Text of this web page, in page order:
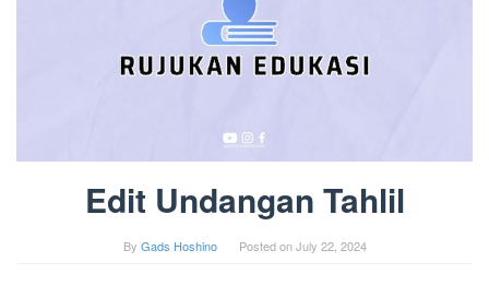
Edit Undangan Tahlil
By Gads Hoshino Posted onJuly 22, 2024